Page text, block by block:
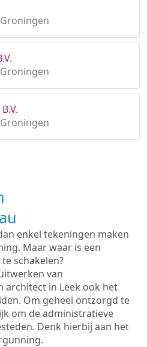
enkel tekeningen maken
Maar waar is een
schakelen?
van
architect in Leek ook het
Om geheel ontzorgd te
om de administratieve
Denk hierbij aan het